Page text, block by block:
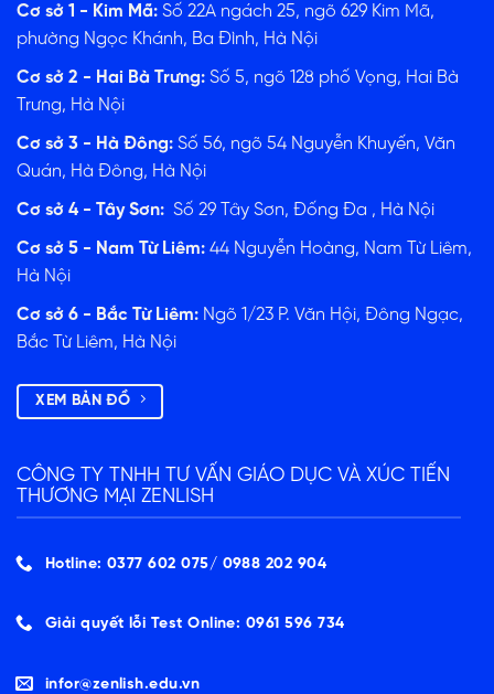
Cơ sở 1 - Kim Mã: Số 22A ngách 25, ngõ 629 Kim Mã,
phường Ngọc Khánh, Ba Đình, Hà Nội
Cơ sở 2 - Hai Bà Trưng: Số 5, ngõ 128 phố Vọng, Hai Bà
Trưng, Hà Nội
Cơ sở 3 - Hà Đông: Số 56, ngõ 54 Nguyễn Khuyến, Văn
Quán, Hà Đông, Hà Nội
Cơ sở 4 - Tây Sơn: Số 29 Tây Sơn, Đống Đa , Hà Nội
Cơ sở 5 - Nam Từ Liêm: 44 Nguyễn Hoàng, Nam Từ Liêm,
Hà Nội
Cơ sở 6 - Bắc Từ Liêm: Ngõ 1/23 P. Văn Hội, Đông Ngạc,
Bắc Từ Liêm, Hà Nội
XEM BẢN ĐỒ
CÔNG TY TNHH TƯ VẤN GIÁO DỤC VÀ XÚC TIẾN
THƯƠNG MẠI ZENLISH
Hotline: 0377 602 075/ ‭0988 202 904‬
Giải quyết lỗi Test Online: 0961 596 734
infor@zenlish.edu.vn